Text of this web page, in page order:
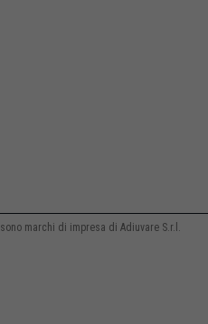
sono marchi di impresa di Adiuvare S.r.l.